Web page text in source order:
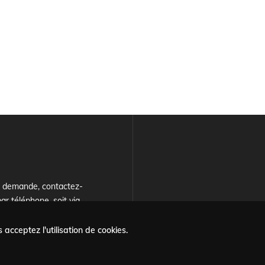
contactez-
téléphone, soit via
l'utilisation de cookies.